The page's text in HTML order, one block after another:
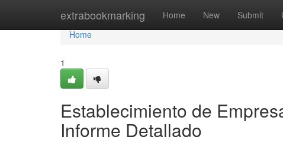
extrabookmarking Home New Submit
Home
Home
1
Establecimiento de
Informe Detallado